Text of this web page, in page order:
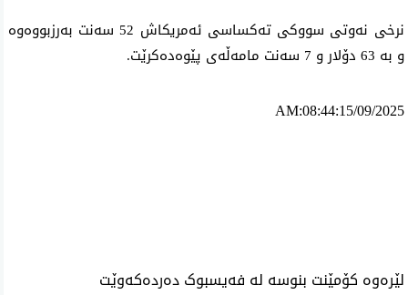
نرخی نەوتی سووکی تەکساسی ئەمریکاش 52 سەنت بەرزبووەوە
و بە 63 دۆلار و 7 سەنت مامەڵەی پێوەدەکرێت.
AM:08:44:15/09/2025
لێرەوە کۆمێنت بنوسە لە فەیسبوک دەردەکەوێت